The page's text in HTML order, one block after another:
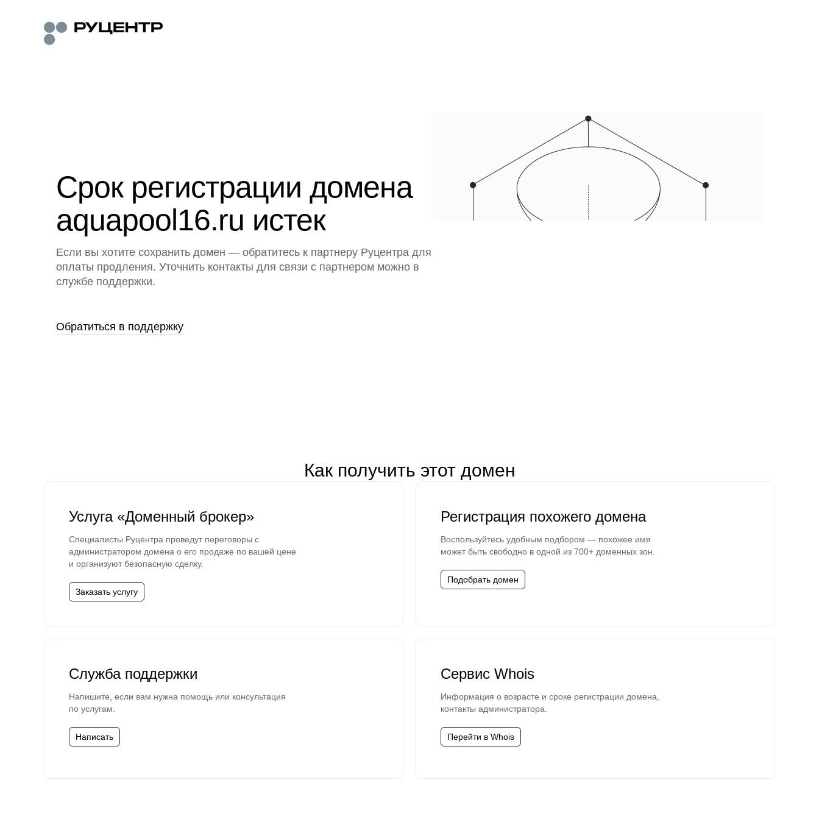
Срок регистрации домена
aquapool16.ru истек
Если вы хотите сохранить домен — обратитесь к партнеру Руцентра для
оплаты продления. Уточнить контакты для связи с партнером можно в
службе поддержки.
Обратиться в поддержку
Как получить этот домен
Услуга «Доменный брокер»
Специалисты Руцентра проведут переговоры с
администратором домена о его продаже по вашей цене
и организуют безопасную сделку.
Заказать услугу
Регистрация похожего домена
Воспользуйтесь удобным подбором — похожее имя
может быть свободно в одной из 700+ доменных зон.
Подобрать домен
Служба поддержки
Напишите, если вам нужна помощь или консультация
по услугам.
Написать
Сервис Whois
Информация о возрасте и сроке регистрации домена,
контакты администратора.
Перейти в Whois